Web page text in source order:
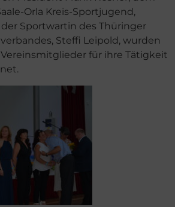
Orla Kreis-Sportjugend,
Sportwartin des Thüringer
Steffi Leipold, wurden
für ihre Tätigkeit